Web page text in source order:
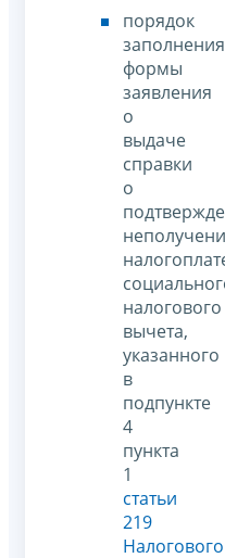
порядок
заполнения
формы
заявления
о
выдаче
справки
о
налогового
вычета,
указанного
в
подпункте
4
пункта
1
статьи
219
Налогового